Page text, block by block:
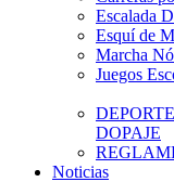
Escalada
Esquí de
Marcha
Juegos
DOPAJE
Noticias